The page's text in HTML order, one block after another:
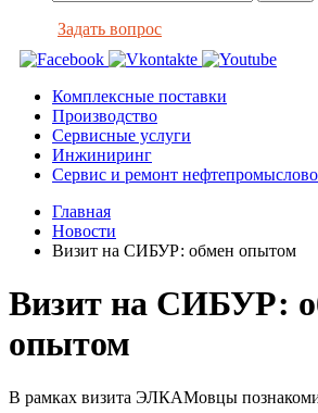
Задать вопрос
Комплексные поставки
Производство
Сервисные услуги
Инжиниринг
Сервис и ремонт
Главная
Новости
Визит на СИБУР: обмен опытом
Визит на СИБУР:
опытом
В рамках визита ЭЛКАМовцы